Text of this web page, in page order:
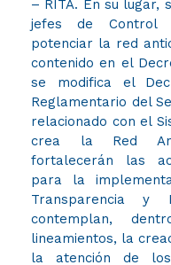
– RITA. En su lugar,
jefes de Control
potenciar la red
contenido en el
se modifica el
Reglamentario del
relacionado con el
crea la Red
fortalecerán las
para la
Transparencia y
contemplan,
lineamientos, la
la atención de los